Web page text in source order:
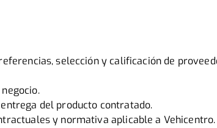
selección y calificación de
del producto contratado.
y normativa aplicable a Vehicentro.